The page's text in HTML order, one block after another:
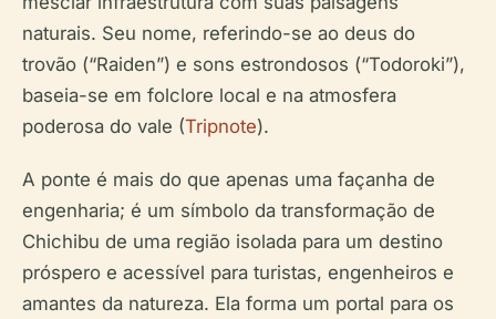
naturais. Seu nome, referindo-se ao deus do
trovão (“Raiden”) e sons estrondosos (“Todoroki”),
baseia-se em folclore local e na atmosfera
poderosa do vale (Tripnote).
A ponte é mais do que apenas uma façanha de
engenharia; é um símbolo da transformação de
Chichibu de uma região isolada para um destino
próspero e acessível para turistas, engenheiros e
amantes da natureza. Ela forma um portal para os